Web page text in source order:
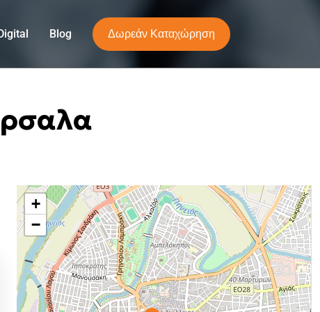
Blog Δωρεάν Καταχώρηση
+
−